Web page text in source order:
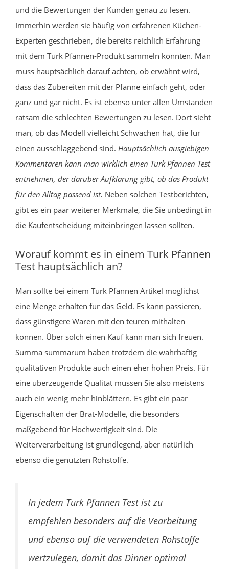
und die Bewertungen der Kunden genau zu lesen.
Immerhin werden sie häufig von erfahrenen Küchen-
Experten geschrieben, die bereits reichlich Erfahrung
mit dem Turk Pfannen-Produkt sammeln konnten. Man
muss hauptsächlich darauf achten, ob erwähnt wird,
dass das Zubereiten mit der Pfanne einfach geht, oder
ganz und gar nicht. Es ist ebenso unter allen Umständen
ratsam die schlechten Bewertungen zu lesen. Dort sieht
man, ob das Modell vielleicht Schwächen hat, die für
einen ausschlaggebend sind. Hauptsächlich ausgiebigen
Kommentaren kann man wirklich einen Turk Pfannen Test
entnehmen, der darüber Aufklärung gibt, ob das Produkt
für den Alltag passend ist. Neben solchen Testberichten,
gibt es ein paar weiterer Merkmale, die Sie unbedingt in
die Kaufentscheidung miteinbringen lassen sollten.
Worauf kommt es in einem Turk Pfannen
Test hauptsächlich an?
Man sollte bei einem Turk Pfannen Artikel möglichst
eine Menge erhalten für das Geld. Es kann passieren,
dass günstigere Waren mit den teuren mithalten
können. Über solch einen Kauf kann man sich freuen.
Summa summarum haben trotzdem die wahrhaftig
qualitativen Produkte auch einen eher hohen Preis. Für
eine überzeugende Qualität müssen Sie also meistens
auch ein wenig mehr hinblättern. Es gibt ein paar
Eigenschaften der Brat-Modelle, die besonders
maßgebend für Hochwertigkeit sind. Die
Weiterverarbeitung ist grundlegend, aber natürlich
ebenso die genutzten Rohstoffe.
In jedem Turk Pfannen Test ist zu
empfehlen besonders auf die Vearbeitung
und ebenso auf die verwendeten Rohstoffe
wertzulegen, damit das Dinner optimal